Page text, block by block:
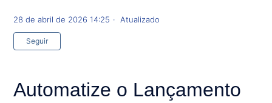
28 de abril de 2026 14:25 Atualizado
Seguir
Automatize o Lançamento